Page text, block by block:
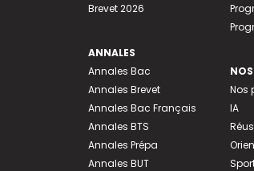
Brevet 2026
ANNALES
Annales Bac
Annales Brevet
Annales Bac Français
Annales BTS
Annales Prépa
Annales BUT
Nos
IA